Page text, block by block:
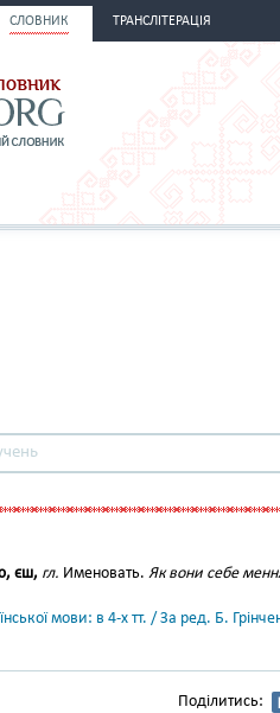
СЛОВНИК ТРАНСЛІТЕРАЦІЯ
єш, гл. Именовать. Як вони себе
мови: в 4-х тт. / За ред. Б.
Поділитись: